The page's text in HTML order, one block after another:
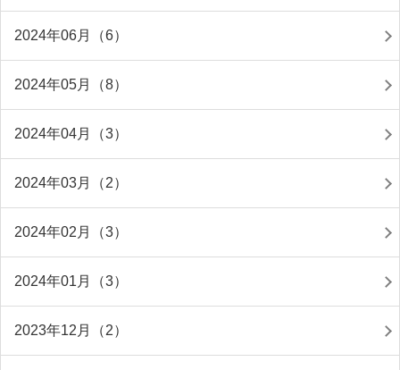
2024年06月（6）
2024年05月（8）
2024年04月（3）
2024年03月（2）
2024年02月（3）
2024年01月（3）
2023年12月（2）